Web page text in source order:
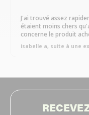
J'ai trouvé assez
étaient moins chers
concerne le produit
isabelle a, suite à une